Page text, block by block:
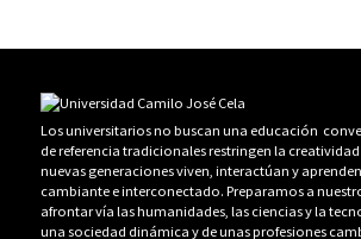
Los universitarios no buscan una educación
de referencia tradicionales restringen la
nuevas generaciones viven, interactúan y
cambiante e interconectado. Preparamos a
afrontar vía las humanidades, las ciencias y la
una sociedad dinámica y de unas profesiones